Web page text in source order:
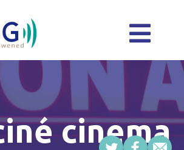
cinema